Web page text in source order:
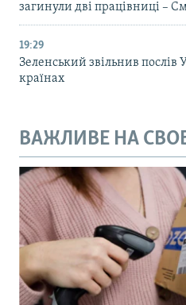
загинули дві працівниці –
19:29
Зеленський звільнив послів
країнах
ВАЖЛИВЕ НА